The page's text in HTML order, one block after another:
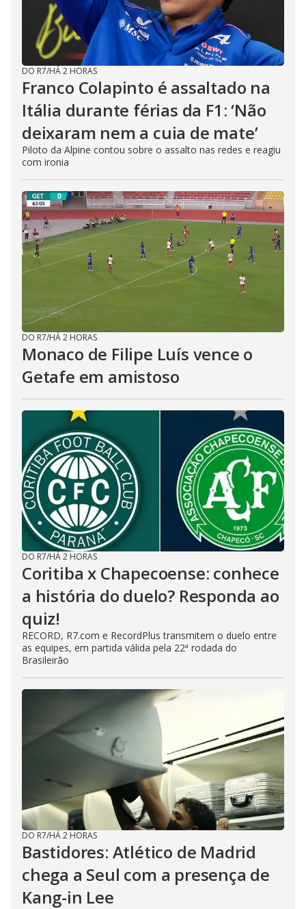
DO R7/HÁ 2 HORAS
Franco Colapinto é assaltado na
Itália durante férias da F1: ‘Não
deixaram nem a cuia de mate’
Piloto da Alpine contou sobre o assalto nas redes e reagiu
com ironia
DO R7/HÁ 2 HORAS
Monaco de Filipe Luís vence o
Getafe em amistoso
DO R7/HÁ 2 HORAS
Coritiba x Chapecoense: conhece
a história do duelo? Responda ao
quiz!
RECORD, R7.com e RecordPlus transmitem o duelo entre
as equipes, em partida válida pela 22ª rodada do
Brasileirão
DO R7/HÁ 2 HORAS
Bastidores: Atlético de Madrid
chega a Seul com a presença de
Kang-in Lee